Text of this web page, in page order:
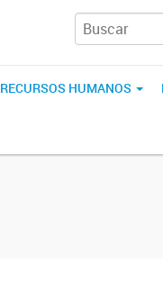
RECURSOS HUMANOS